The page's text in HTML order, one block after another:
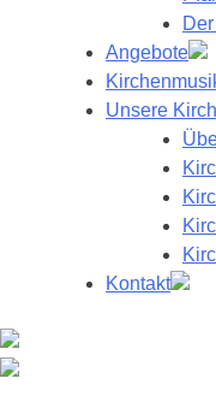
Angebote
Unsere
Kontakt